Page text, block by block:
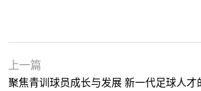
上一篇
聚焦青训球员成长与发展 新一代足球人才